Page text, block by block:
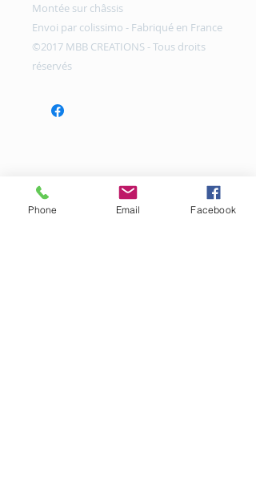
Montée sur châssis
Envoi par colissimo - Fabriqué en France
©2017 MBB CREATIONS - Tous droits
réservés 
Copyright © 2016 |MBB Créations
www.mbbcreations.comTous droits réservés
Phone Email Facebook